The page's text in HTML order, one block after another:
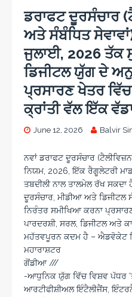
ਡਰਾਫਟ ਦੂਰਸੰਚਾਰ
ਅਤੇ ਸੰਬੰਧਿਤ
ਜੁਲਾਈ, 2026 ਤੱਕ
ਡਿਜੀਟਲ ਯੁੱਗ ਦੇ
ਪ੍ਰਸਾਰਣ ਖੇਤਰ
ਕ੍ਰਾਂਤੀ ਵੱਲ ਇੱਕ
June 12, 2026 Balvir
ਨਵਾਂ ਡਰਾਫਟ ਦੂਰਸੰਚਾਰ
ਨਿਯਮ, 2026, ਇੱਕ ਰੈਗੂਲੇਟਰੀ
ਤਬਦੀਲੀ ਨਾਲ ਤਾਲਮੇਲ ਰੱਖ ਸਕਦਾ
ਦੂਰਸੰਚਾਰ, ਮੀਡੀਆ ਅਤੇ ਡਿਜੀਟਲ
ਨਿਰੰਤਰ ਸਮੀਖਿਆ ਕਰਨਾ
ਪਾਰਦਰਸ਼ੀ, ਸਰਲ, ਡਿਜੀਟਲ ਅਤੇ
ਮਹੱਤਵਪੂਰਨ ਕਦਮ ਹੈ – ਐਡਵੋਕੇਟ
ਮਹਾਰਾਸ਼ਟਰ
ਗੋਂਡੀਆ ///
-ਆਧੁਨਿਕ ਯੁੱਗ ਵਿੱਚ ਵਿਸ਼ਵ ਪੱਧਰ
ਆਰਟੀਫੀਸ਼ੀਅਲ ਇੰਟੈਲੀਜੈਂਸ,